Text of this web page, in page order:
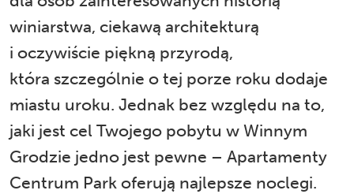
winiarstwa, ciekawą architekturą
i oczywiście piękną przyrodą,
która szczególnie o tej porze roku dodaje
miastu uroku. Jednak bez względu na to,
jaki jest cel Twojego pobytu w Winnym
Grodzie jedno jest pewne – Apartamenty
Centrum Park oferują najlepsze noclegi.